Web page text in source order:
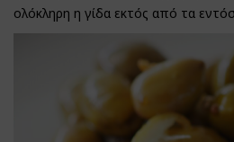
ολόκληρη η γίδα εκτός από τα